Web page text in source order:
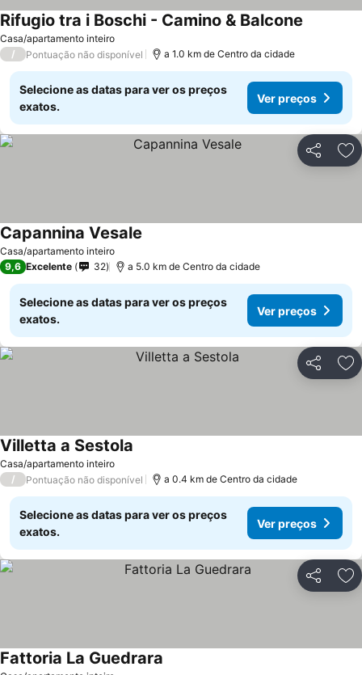
Casa/apartamento inteiro
Rifugio tra i Boschi - Camino & Balcone
/ Pontuação não disponível a 1.0 km de Centro da cidade
Selecione as datas para ver os preços
exatos.
Ver preços
Partilhar
Casa/apartamento inteiro
Capannina Vesale
9,6 Excelente 32 a 5.0 km de Centro da cidade
Selecione as datas para ver os preços
exatos.
Ver preços
Partilhar
Casa/apartamento inteiro
Villetta a Sestola
/ Pontuação não disponível a 0.4 km de Centro da cidade
Selecione as datas para ver os preços
exatos.
Ver preços
Partilhar
Fattoria La Guedrara